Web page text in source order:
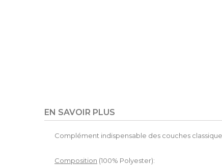
EN SAVOIR PLUS
Complément indispensable des couches
Composition (100% Polyester):